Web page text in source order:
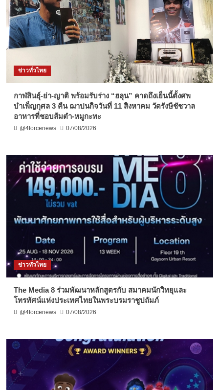
ข่าวทั่วไทย
กาฬสินธุ์-ย่า-ญาติ พร้อมรับร่าง “ฮลุน” คาดถึงเย็นนี้ตั้งศพ
บำเพ็ญกุศล 3 คืน ฌาปนกิจวันที่ 11 สิงหาคม วัดรังษีชัชวาล
อาหารที่ชอบส้มตำ-หมูกะทะ
@4forcenews 07/08/2026
ข่าวทั่วไทย
The Media 8 ร่วมพัฒนาหลักสูตรกับ สมาคมนักวิทยุและ
โทรทัศน์แห่งประเทศไทยในพระบรมราชูปถัมภ์
@4forcenews 07/08/2026